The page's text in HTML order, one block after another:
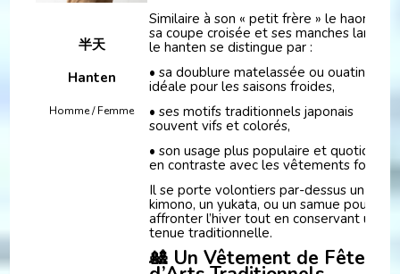
半天
Hanten
Homme / Femme
Similaire à son « petit frère » le haori par
sa coupe croisée et ses manches larges,
le hanten se distingue par :
• sa doublure matelassée ou ouatinée,
idéale pour les saisons froides,
• ses motifs traditionnels japonais
souvent vifs et colorés,
• son usage plus populaire et quotidien,
en contraste avec les vêtements
Il se porte volontiers par-dessus un
kimono, un yukata, ou un samue pour
affronter l’hiver tout en conservant une
tenue traditionnelle.
🎎 Un Vêtement de Fête &